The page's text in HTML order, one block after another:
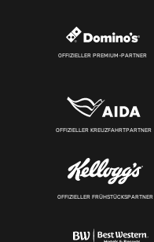
OFFIZIELLER PREMIUM-PARTNER
OFFIZIELLER KREUZFAHRTPARTNER
OFFIZIELLER FRÜHSTÜCKSPARTNER